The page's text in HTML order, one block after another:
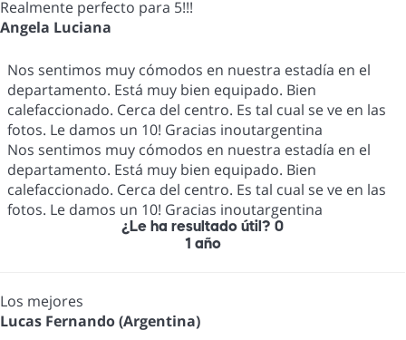
Realmente perfecto para 5!!!
Angela Luciana
Nos sentimos muy cómodos en nuestra estadía en el
departamento. Está muy bien equipado. Bien
calefaccionado. Cerca del centro. Es tal cual se ve en las
fotos. Le damos un 10! Gracias inoutargentina
Nos sentimos muy cómodos en nuestra estadía en el
departamento. Está muy bien equipado. Bien
calefaccionado. Cerca del centro. Es tal cual se ve en las
fotos. Le damos un 10! Gracias inoutargentina
¿Le ha resultado útil? 0
1 año
Los mejores
Lucas Fernando (Argentina)